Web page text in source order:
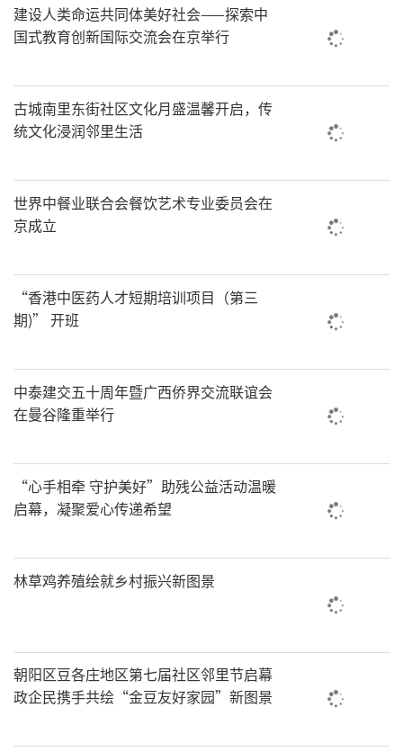
建设人类命运共同体美好社会——探索中
国式教育创新国际交流会在京举行
古城南里东街社区文化月盛温馨开启，传
统文化浸润邻里生活
世界中餐业联合会餐饮艺术专业委员会在
京成立
“香港中医药人才短期培训项目（第三
期)” 开班
中泰建交五十周年暨广西侨界交流联谊会
在曼谷隆重举行
“心手相牵 守护美好”助残公益活动温暖
启幕，凝聚爱心传递希望
林草鸡养殖绘就乡村振兴新图景
朝阳区豆各庄地区第七届社区邻里节启幕
政企民携手共绘“金豆友好家园”新图景